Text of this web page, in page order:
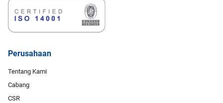
Perusahaan
Tentang Kami
Cabang
CSR